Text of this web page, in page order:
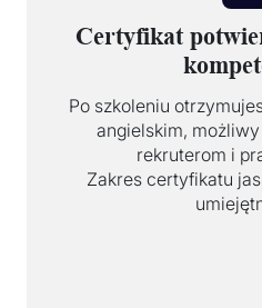
Certyfikat
Po szkoleniu
angielskim,
rekruterom i
Zakres certyfikatu